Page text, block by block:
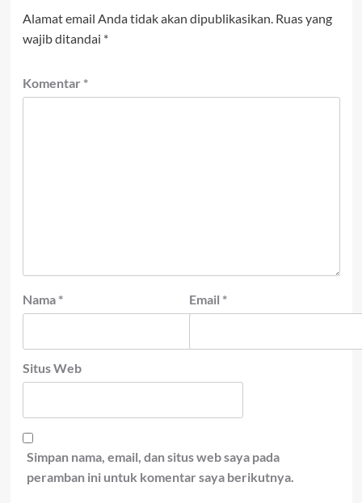
Alamat email Anda tidak akan dipublikasikan. Ruas yang
wajib ditandai *
Komentar *
Nama * Email *
Situs Web
Simpan nama, email, dan situs web saya pada
peramban ini untuk komentar saya berikutnya.